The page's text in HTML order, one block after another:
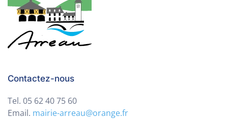
Contactez-nous
Tel. 05 62 40 75 60
Email. mairie-arreau@orange.fr